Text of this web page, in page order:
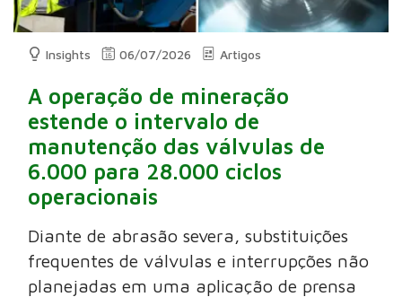
Insights 06/07/2026 Artigos
A operação de mineração
estende o intervalo de
manutenção das válvulas de
6.000 para 28.000 ciclos
operacionais
Diante de abrasão severa, substituições
frequentes de válvulas e interrupções não
planejadas em uma aplicação de prensa